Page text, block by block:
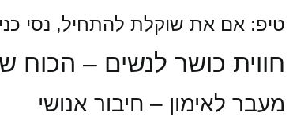
טיפ: אם את שוקלת להתחיל, נסי כניסה חד פעמית
חווית כושר לנשים – הכוח
מעבר לאימון – חיבור אנושי